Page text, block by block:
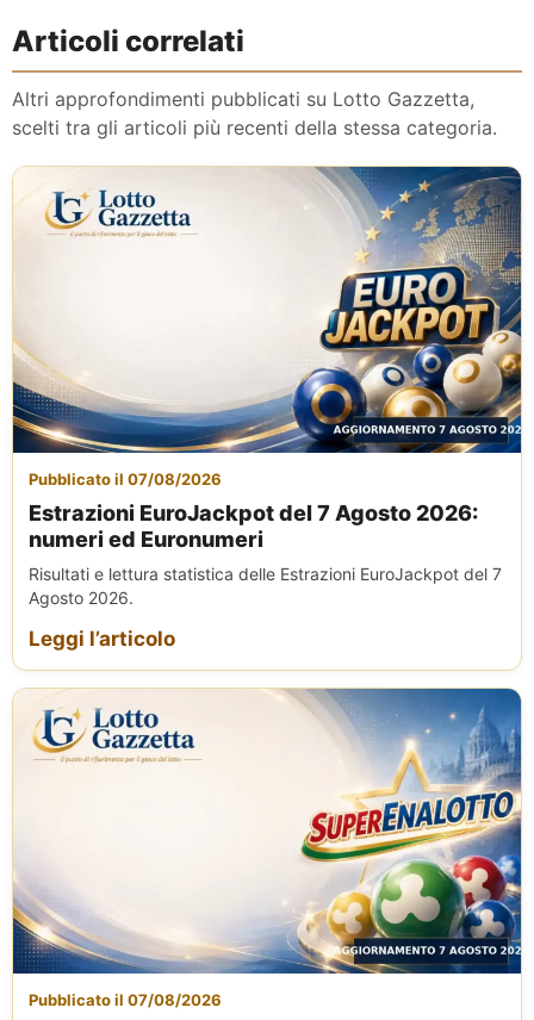
Articoli correlati
Altri approfondimenti pubblicati su Lotto Gazzetta,
scelti tra gli articoli più recenti della stessa categoria.
Pubblicato il 07/08/2026
Estrazioni EuroJackpot del 7 Agosto 2026:
numeri ed Euronumeri
Risultati e lettura statistica delle Estrazioni EuroJackpot del 7
Agosto 2026.
Leggi l’articolo
Pubblicato il 07/08/2026